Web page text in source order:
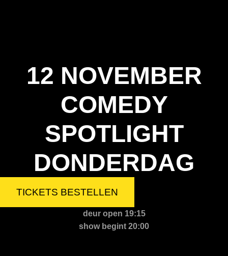
12 NOVEMBER
COMEDY
SPOTLIGHT
DONDERDAG
TICKETS BESTELLEN
deur open 19:15
show begint 20:00